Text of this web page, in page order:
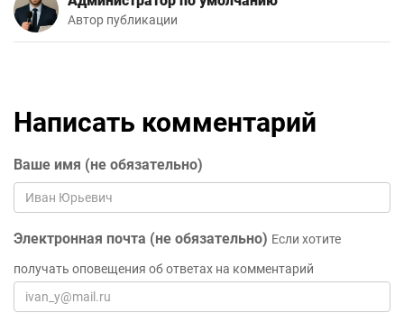
Автор публикации
Написать комментарий
Ваше имя (не обязательно)
Электронная почта (не обязательно) Если хотите
получать оповещения об ответах на комментарий